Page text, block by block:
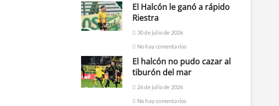
El Halcón le ganó a rápido
Riestra
30 de julio de 2026
No hay comentarios
El halcón no pudo cazar al
tiburón del mar
26 de julio de 2026
No hay comentarios